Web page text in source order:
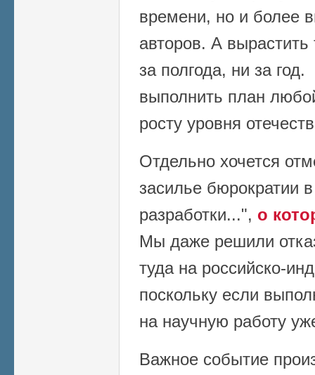
времени, но и более
авторов. А вырастить
за полгода, ни за
выполнить план
росту уровня
Отдельно хочется
засилье бюрократии
разработки...", о
Мы даже решили
туда на российско-
поскольку если
на научную работу
Важное событие